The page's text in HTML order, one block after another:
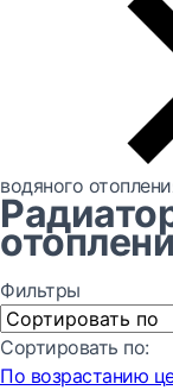
водяного
Фильтры
Сортировать по:
По возрастанию